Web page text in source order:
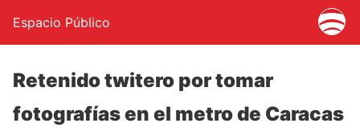
Espacio Público
Retenido twitero por tomar
fotografías en el metro de Caracas